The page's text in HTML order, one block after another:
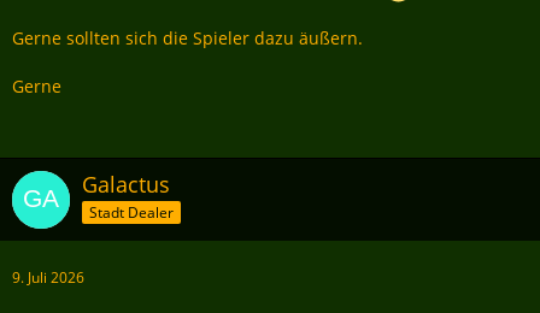
Gerne sollten sich die Spieler dazu äußern.
Gerne
Galactus
Stadt Dealer
9. Juli 2026